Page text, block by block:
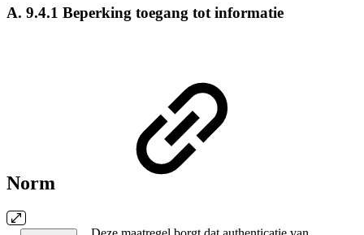
A. 9.4.1 Beperking toegang tot informatie
Norm